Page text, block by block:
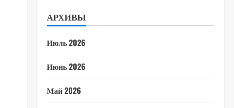
АРХИВЫ
Июль 2026
Июнь 2026
Май 2026